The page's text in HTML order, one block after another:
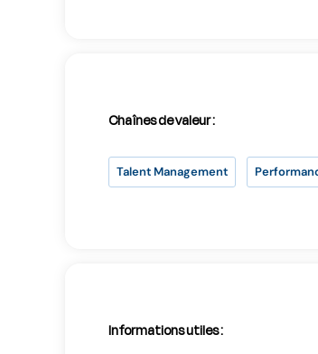
Chaînes de valeur :
Talent Management
Informations utiles :